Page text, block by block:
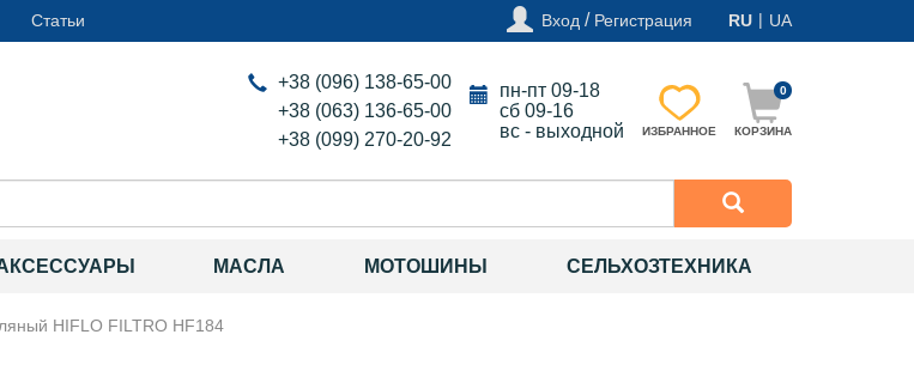
Статьи Вход / Регистрация RU | UA
+38 (096) 138-65-00
+38 (063) 136-65-00
+38 (099) 270-20-92
пн-пт 09-18
сб 09-16
вс - выходной
ИЗБРАННОЕ
0
КОРЗИНА
МАСЛА МОТОШИНЫ СЕЛЬХОЗТЕХНИКА
HIFLO FILTRO HF184